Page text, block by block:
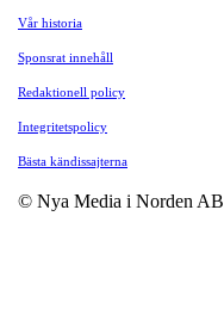
Vår historia
Sponsrat innehåll
Redaktionell policy
Integritetspolicy
Bästa kändissajterna
© Nya Media i Norden AB